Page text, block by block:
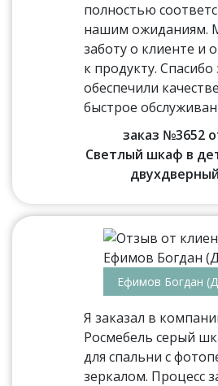
полностью
нашим ожиданиям.
заботу о клиенте и
к продукту. Спасибо
обеспечили
быстрое
заказ №3652
Светлый шкаф в
Ефимов Богдан
Я заказал в
Росмебель серый
для спальни с
зеркалом. Процесс